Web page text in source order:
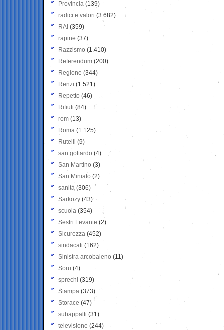
Provincia (139)
radici e valori (3.682)
RAI (359)
rapine (37)
Razzismo (1.410)
Referendum (200)
Regione (344)
Renzi (1.521)
Repetto (46)
Rifiuti (84)
rom (13)
Roma (1.125)
Rutelli (9)
san gottardo (4)
San Martino (3)
San Miniato (2)
sanità (306)
Sarkozy (43)
scuola (354)
Sestri Levante (2)
Sicurezza (452)
sindacati (162)
Sinistra arcobaleno (11)
Soru (4)
sprechi (319)
Stampa (373)
Storace (47)
subappalti (31)
televisione(244)